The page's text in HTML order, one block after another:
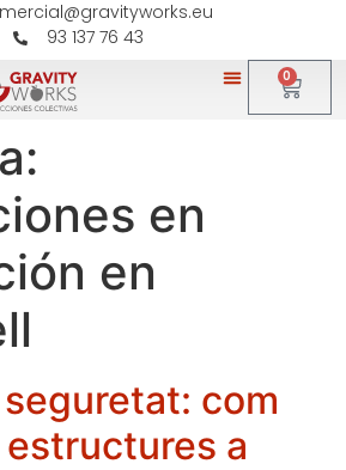
93 137 76 43
0
en
en
com
a